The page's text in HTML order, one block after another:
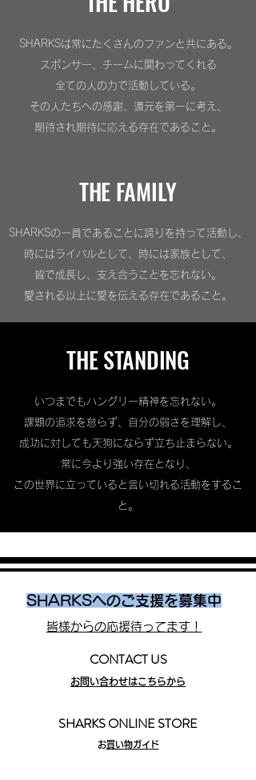
SHARKSは常にたくさんのファンと共にある。
スポンサー、チームに関わってくれる
全ての人の力で活動している。
その人たちへの感謝、還元を第一に考え、
期待され期待に応える存在であること。
THE FAMILY
SHARKSの一員であることに誇りを持って活動し、
時にはライバルとして、時には家族として、
皆で成長し、支え合うことを忘れない。
愛される以上に愛を伝える存在であること。
THE STANDING
いつまでもハングリー精神を忘れない。
課題の追求を怠らず、自分の弱さを理解し、
成功に対しても天狗にならず立ち止まらない。
常に今より強い存在となり、
この世界に立っていると言い切れる活動をするこ
と。
SHARKSへのご支援を募集中
皆様からの応援待ってます！
CONTACT US
お問い合わせはこちらから
SHARKS ONLINE STORE
​お買い物ガイド